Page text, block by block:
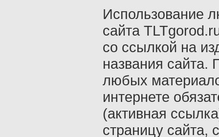
Использование
сайта
со ссылкой на
названия сайта.
любых
интернете
(активная
страницу сайта,